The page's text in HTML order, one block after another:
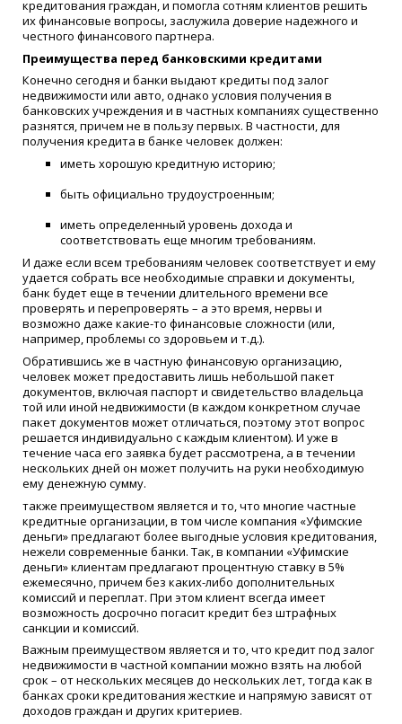
кредитования граждан, и помогла сотням клиентов решить
их финансовые вопросы, заслужила доверие надежного и
честного финансового партнера.
Преимущества перед банковскими кредитами
Конечно сегодня и банки выдают кредиты под залог
недвижимости или авто, однако условия получения в
банковских учреждения и в частных компаниях существенно
разнятся, причем не в пользу первых. В частности, для
получения кредита в банке человек должен:
иметь хорошую кредитную историю;
быть официально трудоустроенным;
иметь определенный уровень дохода и
соответствовать еще многим требованиям.
И даже если всем требованиям человек соответствует и ему
удается собрать все необходимые справки и документы,
банк будет еще в течении длительного времени все
проверять и перепроверять – а это время, нервы и
возможно даже какие-то финансовые сложности (или,
например, проблемы со здоровьем и т.д.).
Обратившись же в частную финансовую организацию,
человек может предоставить лишь небольшой пакет
документов, включая паспорт и свидетельство владельца
той или иной недвижимости (в каждом конкретном случае
пакет документов может отличаться, поэтому этот вопрос
решается индивидуально с каждым клиентом). И уже в
течение часа его заявка будет рассмотрена, а в течении
нескольких дней он может получить на руки необходимую
ему денежную сумму.
также преимуществом является и то, что многие частные
кредитные организации, в том числе компания «Уфимские
деньги» предлагают более выгодные условия кредитования,
нежели современные банки. Так, в компании «Уфимские
деньги» клиентам предлагают процентную ставку в 5%
ежемесячно, причем без каких-либо дополнительных
комиссий и переплат. При этом клиент всегда имеет
возможность досрочно погасит кредит без штрафных
санкции и комиссий.
Важным преимуществом является и то, что кредит под залог
недвижимости в частной компании можно взять на любой
срок – от нескольких месяцев до нескольких лет, тогда как в
банках сроки кредитования жесткие и напрямую зависят от
доходов граждан и других критериев.